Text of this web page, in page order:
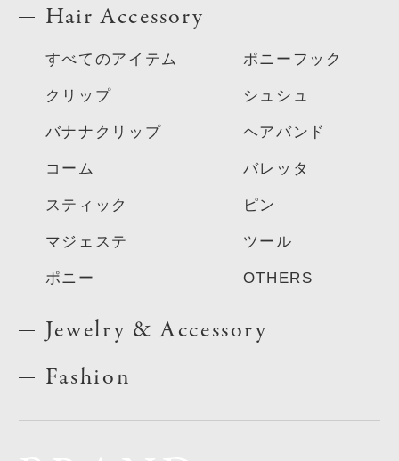
Hair Accessory
すべてのアイテム
クリップ
バナナクリップ
コーム
スティック
マジェステ
ポニー
ポニーフック
シュシュ
ヘアバンド
バレッタ
ピン
ツール
OTHERS
Jewelry & Accessory
Fashion